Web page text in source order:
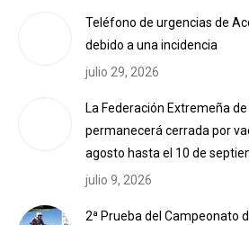
Teléfono de urgencias de
debido a una incidencia
julio 29, 2026
La Federación Extremeña
permanecerá cerrada por
agosto hasta el 10 de
julio 9, 2026
2ª Prueba del Campeonato